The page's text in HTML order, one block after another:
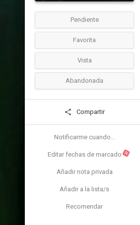
Pendiente
Favorita
Vista
Abandonada
Compartir
Notificarme cuando...
Editar fechas de marcado N
Añadir nota privada
Añadir a la lista/s
Recomendar